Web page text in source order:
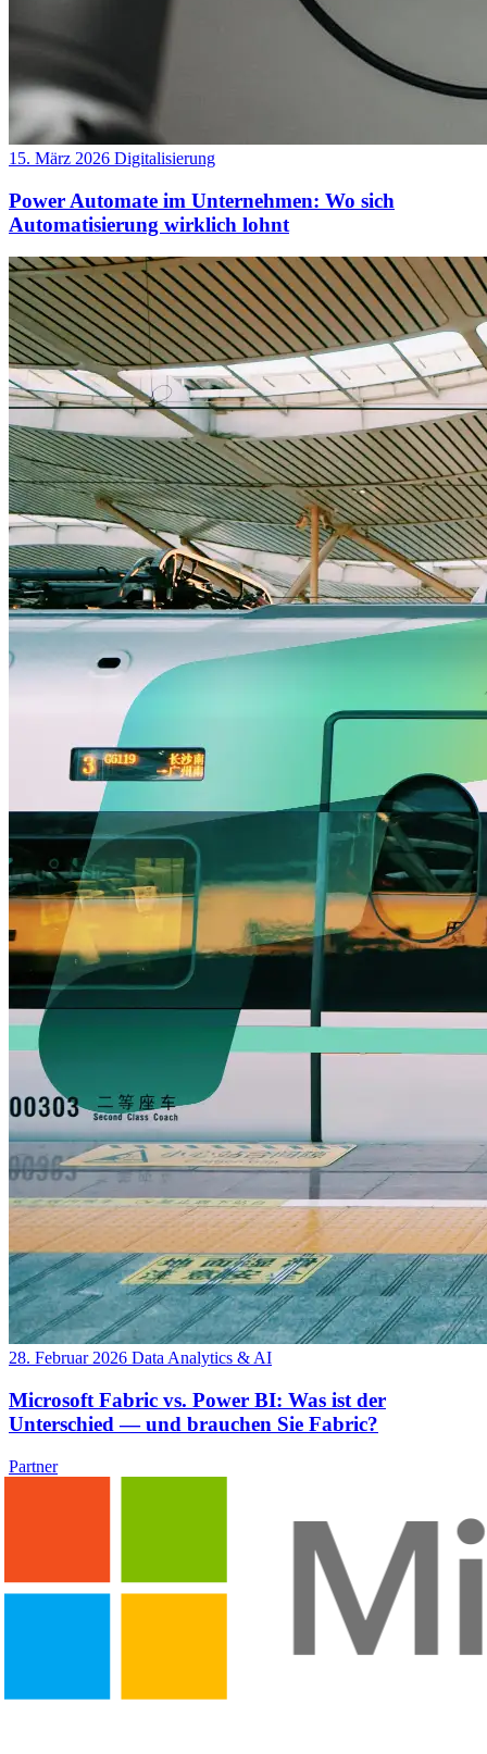
15. März 2026 Digitalisierung
Power Automate im Unternehmen: Wo sich
Automatisierung wirklich lohnt
28. Februar 2026 Data Analytics & AI
Microsoft Fabric vs. Power BI: Was ist der
Unterschied — und brauchen Sie Fabric?
Partner